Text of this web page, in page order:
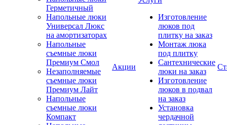
Герметичный
Напольные люки
Универсал Люкс
на амортизаторах
Напольные
съемные люки
Премиум Смол
Незаполняемые
съемные люки
Премиум Лайт
Напольные
съемные люки
Компакт
Акции
Изготовление
люков под
плитку на заказ
Монтаж люка
под плитку
Сантехнические
люки на заказ
Изготовление
люков в подвал
на заказ
Установка
чердачной